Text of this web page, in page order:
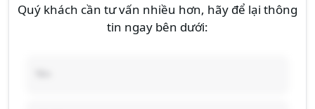
Quý khách cần tư vấn nhiều hơn, hãy để lại thông
tin ngay bên dưới: